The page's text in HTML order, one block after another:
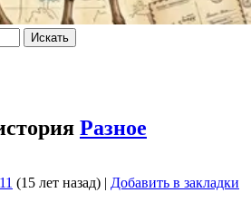
Искать
Разное
(15 лет назад) | Добавить в закладки